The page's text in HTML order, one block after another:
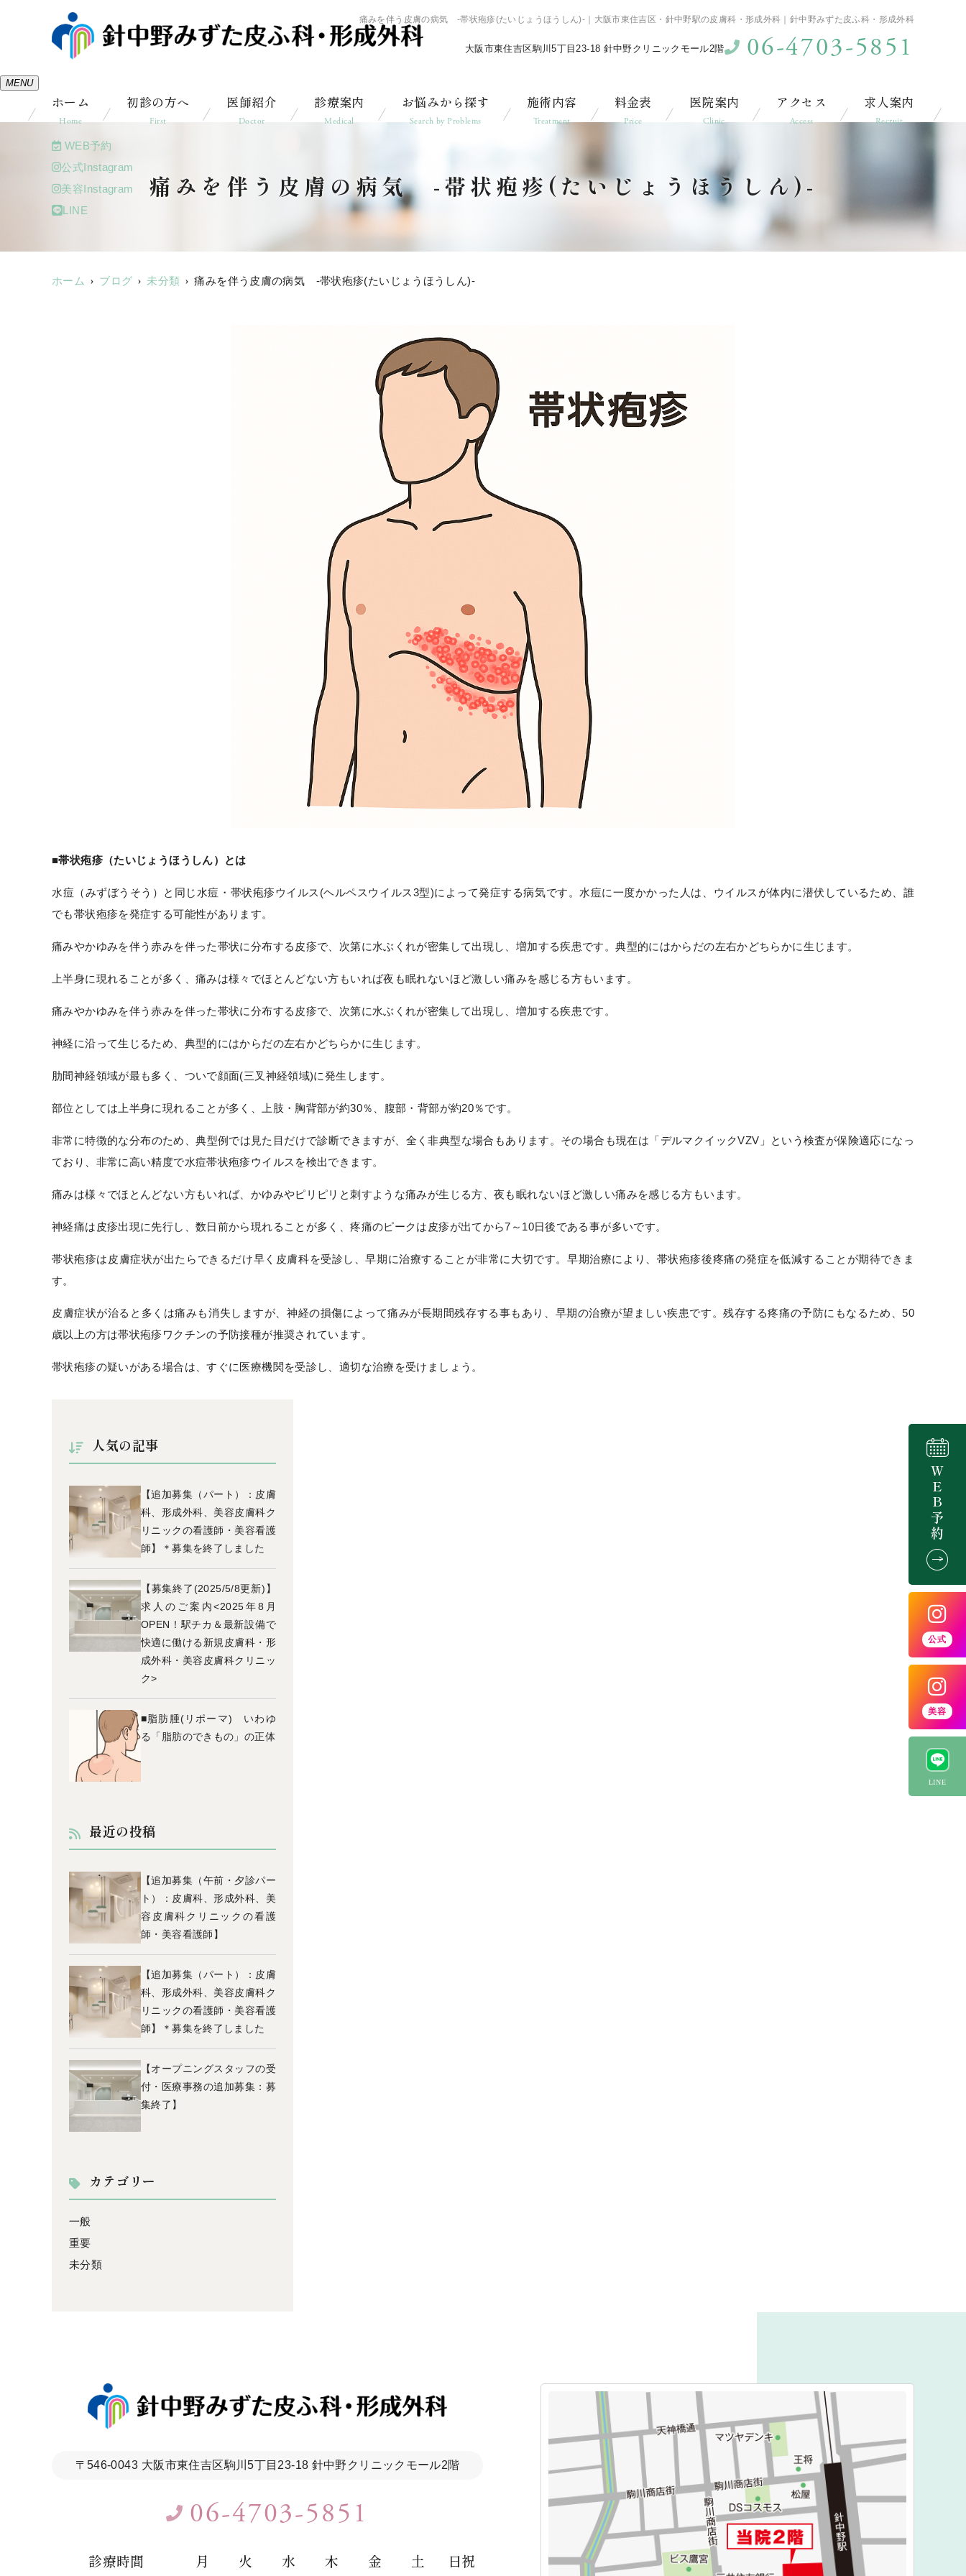
痛みを伴う皮膚の病気 -帯状疱疹(たいじょうほうしん)-｜大阪市東住吉区・針中野駅の皮膚科・形成外科｜針中野みずた皮ふ科・形成外科
大阪市東住吉区駒川5丁目23-18 針中野クリニックモール2階 06-4703-5851
ＷＥＢ予約
公式
美容
LINE
MENU
ホーム
Home
初診の方へ
First
医師紹介
Doctor
診療案内
Medical
お悩みから探す
Search by Problems
施術内容
Treatment
料金表
Price
医院案内
Clinic
アクセス
Access
求人案内
Recruit
WEB予約
公式Instagram
美容Instagram
LINE
痛みを伴う皮膚の病気 -帯状疱疹(たいじょうほうしん)-
ホーム ブログ 未分類 痛みを伴う皮膚の病気 -帯状疱疹(たいじょうほうしん)-
■帯状疱疹（たいじょうほうしん）とは
水痘（みずぼうそう）と同じ水痘・帯状疱疹ウイルス(ヘルペスウイルス3型)によって発症する病気です。水痘に一度かかった人は、ウイルスが体内に潜伏しているため、誰
でも帯状疱疹を発症する可能性があります。
痛みやかゆみを伴う赤みを伴った帯状に分布する皮疹で、次第に水ぶくれが密集して出現し、増加する疾患です。典型的にはからだの左右かどちらかに生じます。
上半身に現れることが多く、痛みは様々でほとんどない方もいれば夜も眠れないほど激しい痛みを感じる方もいます。
痛みやかゆみを伴う赤みを伴った帯状に分布する皮疹で、次第に水ぶくれが密集して出現し、増加する疾患です。
神経に沿って生じるため、典型的にはからだの左右かどちらかに生じます。
肋間神経領域が最も多く、ついで顔面(三叉神経領域)に発生します。
部位としては上半身に現れることが多く、上肢・胸背部が約30％、腹部・背部が約20％です。
非常に特徴的な分布のため、典型例では見た目だけで診断できますが、全く非典型な場合もあります。その場合も現在は「デルマクイックVZV」という検査が保険適応になっ
ており、非常に高い精度で水痘帯状疱疹ウイルスを検出できます。
痛みは様々でほとんどない方もいれば、かゆみやピリピリと刺すような痛みが生じる方、夜も眠れないほど激しい痛みを感じる方もいます。
神経痛は皮疹出現に先行し、数日前から現れることが多く、疼痛のピークは皮疹が出てから7～10日後である事が多いです。
帯状疱疹は皮膚症状が出たらできるだけ早く皮膚科を受診し、早期に治療することが非常に大切です。早期治療により、帯状疱疹後疼痛の発症を低減することが期待できま
す。
皮膚症状が治ると多くは痛みも消失しますが、神経の損傷によって痛みが長期間残存する事もあり、早期の治療が望ましい疾患です。残存する疼痛の予防にもなるため、50
歳以上の方は帯状疱疹ワクチンの予防接種が推奨されています。
帯状疱疹の疑いがある場合は、すぐに医療機関を受診し、適切な治療を受けましょう。
人気の記事
【追加募集（パート）：皮膚
科、形成外科、美容皮膚科ク
リニックの看護師・美容看護
師】＊募集を終了しました
【募集終了(2025/5/8更新)】
求人のご案内<2025年8月
OPEN！駅チカ＆最新設備で
快適に働ける新規皮膚科・形
成外科・美容皮膚科クリニッ
ク>
■脂肪腫(リポーマ) いわゆ
る「脂肪のできもの」の正体
最近の投稿
【追加募集（午前・夕診パー
ト）：皮膚科、形成外科、美
容皮膚科クリニックの看護
師・美容看護師】
【追加募集（パート）：皮膚
科、形成外科、美容皮膚科ク
リニックの看護師・美容看護
師】＊募集を終了しました
【オープニングスタッフの受
付・医療事務の追加募集：募
集終了】
カテゴリー
一般
重要
未分類
〒546-0043 大阪市東住吉区駒川5丁目23-18 針中野クリニックモール2階
06-4703-5851
診療時間 月 火 水 木 金 土 日祝